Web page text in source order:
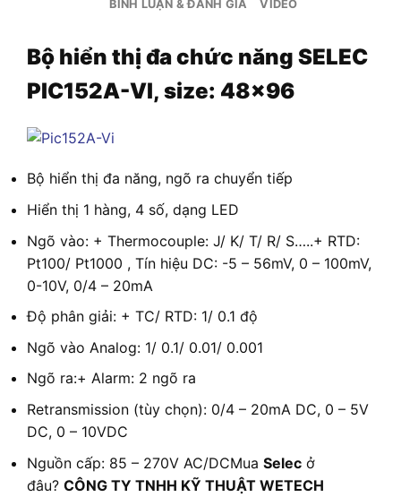
BÌNH LUẬN & ĐÁNH GIÁ VIDEO
Bộ hiển thị đa chức năng SELEC
PIC152A-VI, size: 48×96
Bộ hiển thị đa năng, ngõ ra chuyển tiếp
Hiển thị 1 hàng, 4 số, dạng LED
Ngõ vào: + Thermocouple: J/ K/ T/ R/ S…..+ RTD:
Pt100/ Pt1000 , Tín hiệu DC: -5 – 56mV, 0 – 100mV,
0-10V, 0/4 – 20mA
Độ phân giải: + TC/ RTD: 1/ 0.1 độ
Ngõ vào Analog: 1/ 0.1/ 0.01/ 0.001
Ngõ ra:+ Alarm: 2 ngõ ra
Retransmission (tùy chọn): 0/4 – 20mA DC, 0 – 5V
DC, 0 – 10VDC
Nguồn cấp: 85 – 270V AC/DCMua Selec ở
đâu? CÔNG TY TNHH KỸ THUẬT WETECH